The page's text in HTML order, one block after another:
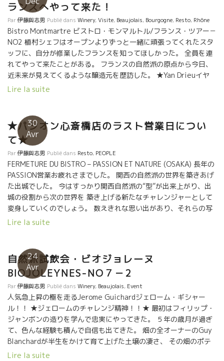
派ワインインポーターのレベッカさんが大好きなパルティーダ・
クルーズの“TS”もあり。 クリストフのおじさん
マルセル・ラピエール、フィリップ・ジャンボンもあり。 那覇の
皆さん！ 沖縄の旅に来た人へ、 ここで自然派ワインを仕入れて沖
縄の海でやるのも最高ですよ。
ランスへやって来た！
Par伊藤與志男 Publié dans Winery,Visite, Beaujolais, Bourgogne, Resto, Rhône
Bistro Montmartre ビストロ・モンマルトル/フランス・ツアー－
NO2 植村シェフはオープンよりずっと一緒に頑張ってくれたスタ
ッフに、自分が修業したフランスを知ってほしかった。 全員を連
れてやって来たことがある。 フランスの自然派の原点から今日、
近未来が見えてくるような醸造元を歴訪した。 ★Yan Drieuイヤ
ン・ドリュー 伝統のブルゴーニュのテロワールを斬新なアプロー
ーニュを代表する醸造家になって、ますます進化しているフィリ
ップ・パカレ。 ムッシュ・ピノ・ノワール、世界中がフィリップ
のピノを評価してきた。 ★Dominique DERAINドミニッ
ク・ドラン ブルゴーニュ・テロワールをビオ・ディナミ栽培を駆
使して可能な限りピュアーに綺麗なピノを表現するDominique
DERAINドミニック・ドラン。 ★Philippe JAMBONフィリッ
プ・ジャンボン ゼロ・ゼロの超自然醸造を追究するPhilippe
JAMBONフィリップ・ジャンボンでは、カトリーヌの愛情料理を
頂いた。 ★Jean-Claude LAPALUジャン・クロード・ラパリ
ュ ガメ品種の７変化の顔見せてくれて、究極の透明感、限りなく
Aux Amisオザミ時代より何回も逢っている。ファミリーのDard
et Riboダール・エ・リボ、自然派の原点の一人。 ここでは、もう
昼から夜まで一緒に楽しんだ。 今のフランスのビストロで最も愛
されている醸造家ばかりだった。何故？自然派が広がっているの
か？ 彼らの生き方に触れたら直ぐ判る。人間としてよく働き、よ
く遊び、多くの人に喜んでもらい、地球にもやさしい。 そんな生
き方を実践している愛すべき人達。そんな彼らが造るワインは広
がるに決まっている。 造り手と提供する人が深く繋がるとワ
インの美味しさは倍増する。
Lire la suite
30
Avr
★パシオン心斎橋店のラスト営業日につい
て★
Par伊藤與志男 Publié dans Resto, PEOPLE
FERMETURE DU BISTRO – PASSION ET NATURE (OSAKA) 長年の
PASSION営業お疲れさまでした。 関西の自然派の世界を築きあげ
た出城でした。 今はすっかり関西自然派の“型”が出来上がり、出
城の役割から次の世界を 築き上げる新たなチャレンジャーとして
変身していくのでしょう。 数えきれな思い出があり、それらの写
真と共に、PASSIONに関わったすべての人に 御礼を申し上げま
ました。 フィリップ・パカレが、フィリップ・パカレとモニカさ
んも ジェローム・ジュレが、フィリップ・ジャンボンが オリヴィ
エ・クザンが、ヴィエイユ・ジュリアンヌのジャンポールが、 エ
リアン・ダロスが、ジャンピエール・ロビノとセナさん 、エル
ヴェ・スオ、セバスチャン・リフォが カトリーヌ・ブルトン、エ
ドワード・ラフィットが、あのダール・エ・リボのルネ・ジャン
も 藤田社長、松井さん、本当にお世話になりました。有難うござ
いました。Merci!! あのマルセル・ラピエールもお邪魔しまし
た。 フィリップ・パカレも。 フィリップ・
パカレとモニカさんも ジェロー
Lire la suite
24
Avr
自然派試飲会・ビオジョレーヌ
BIOJOLEYNES-NO７－2
Par伊藤與志男 Publié dans Winery, Beaujolais, Event
人気急上昇の極を走るJerome Guichardジェローム・ギシャー
ル！！ ★ジェロームのチャレンジ精神！！★ 最初はフィリップ・
ジャンボンの造りを学んで忠実にやってきた。 ５年の歳月が過ぎ
て、色んな経験も積んで自信も出てきた。 畑の全オーナーのGuy
Blanchardが半生をかけて育て上げた土壌の凄さ、 その畑のポテ
ンシャルの偉大さ、セレクションマサルの９０歳のシャルドネの
Lire la suite